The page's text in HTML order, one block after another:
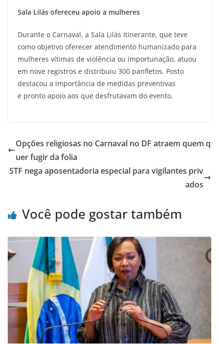
Sala Lilás ofereceu apoio a mulheres
Durante o Carnaval, a Sala Lilás Itinerante, que teve
como objetivo oferecer atendimento humanizado para
mulheres vítimas de violência ou importunação, atuou
em nove registros e distribuiu 300 panfletos. Posto
destacou a importância de medidas preventivas
e pronto apoio aos que desfrutavam do evento.
Opções religiosas no Carnaval no DF atraem quem q
uer fugir da folia
STF nega aposentadoria especial para vigilantes priv
ados
Você pode gostar também